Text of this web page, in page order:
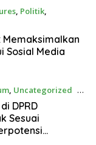
, Politik,
Memaksimalkan
Sosial Media
, Uncategorized 23
DPRD
Sesuai